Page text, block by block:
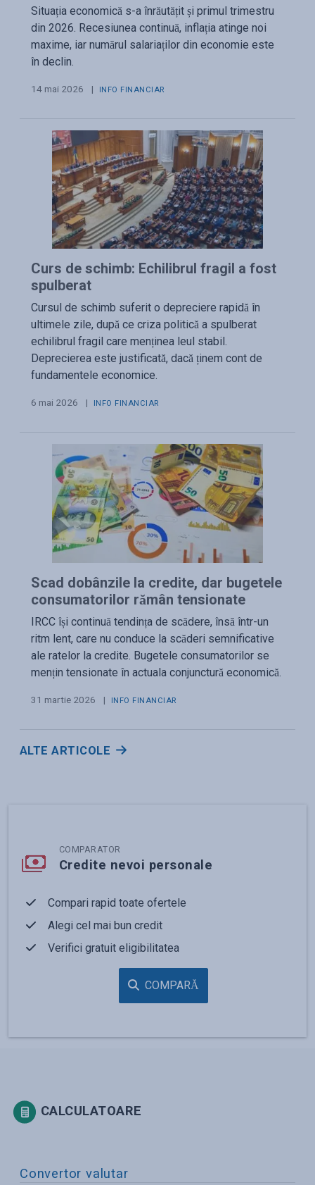
Situația economică s-a înrăutățit și primul trimestru
din 2026. Recesiunea continuă, inflația atinge noi
maxime, iar numărul salariaților din economie este
în declin.
14 mai 2026 | INFO FINANCIAR
Curs de schimb: Echilibrul fragil a fost
spulberat
Cursul de schimb suferit o depreciere rapidă în
ultimele zile, după ce criza politică a spulberat
echilibrul fragil care menținea leul stabil.
Deprecierea este justificată, dacă ținem cont de
fundamentele economice.
6 mai 2026 | INFO FINANCIAR
Scad dobânzile la credite, dar bugetele
consumatorilor rămân tensionate
IRCC își continuă tendința de scădere, însă într-un
ritm lent, care nu conduce la scăderi semnificative
ale ratelor la credite. Bugetele consumatorilor se
mențin tensionate în actuala conjunctură economică.
31 martie 2026 | INFO FINANCIAR
ALTE ARTICOLE
COMPARATOR
Credite nevoi personale
Compari rapid toate ofertele
Alegi cel mai bun credit
Verifici gratuit eligibilitatea
COMPARĂ
CALCULATOARE
Convertor valutar